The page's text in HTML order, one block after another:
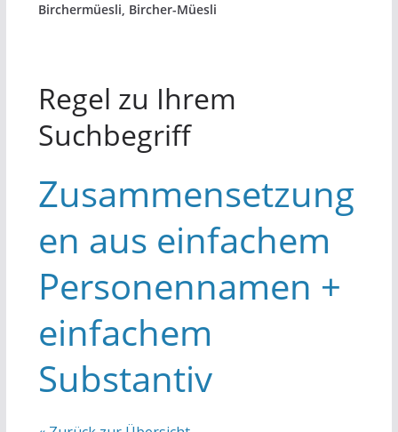
Birchermüesli, Bircher-Müesli
Regel zu Ihrem
Suchbegriff
Zusammensetzung
en aus einfachem
Personennamen +
einfachem
Substantiv